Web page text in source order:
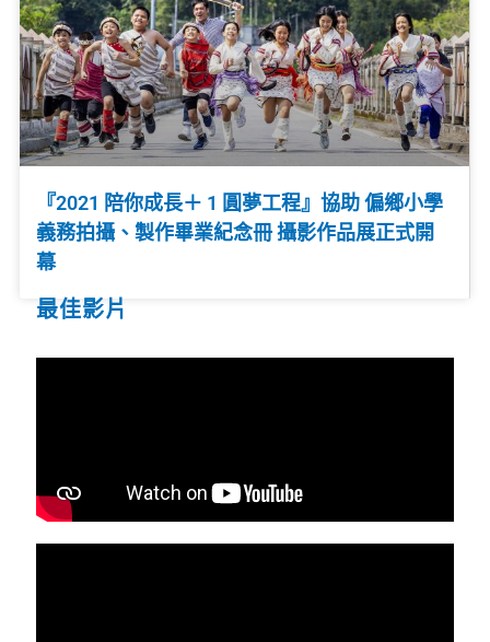
『2021 陪你成長＋ 1 圓夢工程』協助 偏鄉小學
義務拍攝、製作畢業紀念冊 攝影作品展正式開
幕
最佳影片